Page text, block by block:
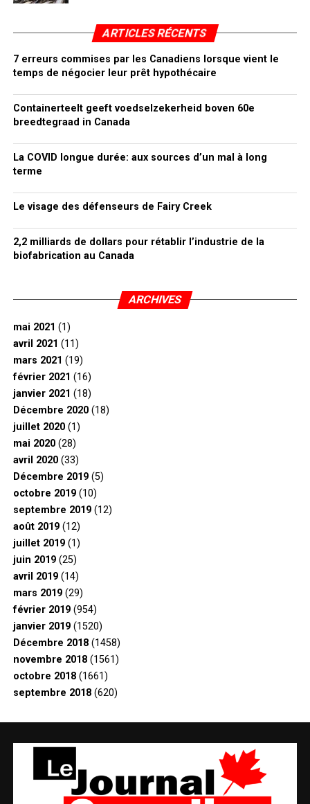
ARTICLES RÉCENTS
7 erreurs commises par les Canadiens lorsque vient le
temps de négocier leur prêt hypothécaire
Containerteelt geeft voedselzekerheid boven 60e
breedtegraad in Canada
La COVID longue durée: aux sources d’un mal à long
terme
Le visage des défenseurs de Fairy Creek
2,2 milliards de dollars pour rétablir l’industrie de la
biofabrication au Canada
ARCHIVES
mai 2021 (1)
avril 2021 (11)
mars 2021 (19)
février 2021 (16)
janvier 2021 (18)
Décembre 2020(18)
juillet 2020(1)
mai 2020(28)
avril 2020(33)
Décembre 2019(5)
octobre 2019(10)
septembre 2019(12)
août 2019(12)
juillet 2019(1)
juin 2019(25)
avril 2019(14)
mars 2019(29)
février 2019(954)
janvier 2019(1520)
Décembre 2018(1458)
novembre 2018(1561)
octobre 2018(1661)
septembre 2018(620)